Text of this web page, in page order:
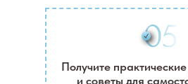
Получите
и советы для